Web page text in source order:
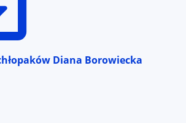
Diana Borowiecka
AUDIO FINANSE CHŁOPAKÓW DIANA